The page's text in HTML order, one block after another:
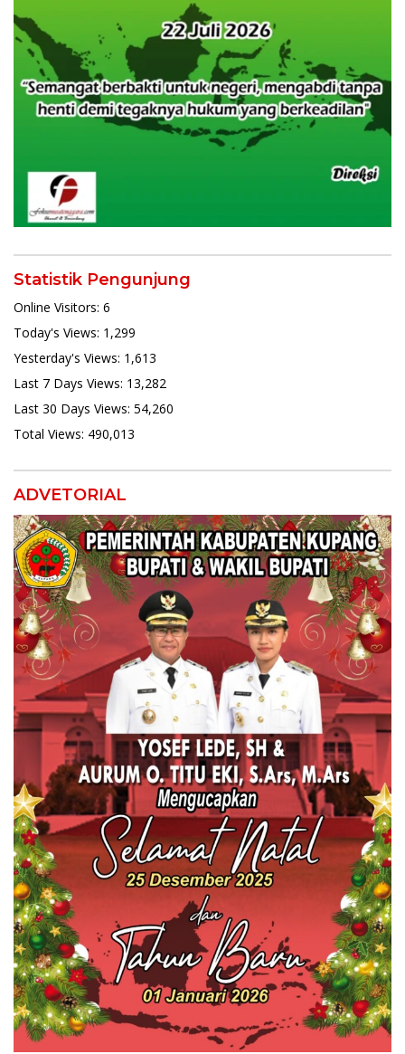
Statistik Pengunjung
Online Visitors: 6
Today's Views: 1,299
Yesterday's Views: 1,613
Last 7 Days Views: 13,282
Last 30 Days Views: 54,260
Total Views: 490,013
ADVETORIAL